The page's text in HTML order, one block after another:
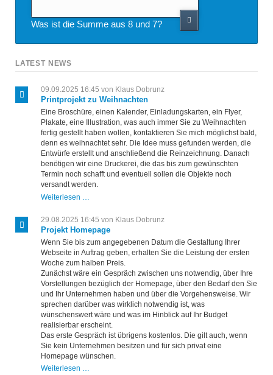
Was ist die Summe aus 8 und 7?
LATEST NEWS
09.09.2025 16:45 von Klaus Dobrunz
Printprojekt zu Weihnachten
Eine Broschüre, einen Kalender, Einladungskarten, ein Flyer,
Plakate, eine Illustration, was auch immer Sie zu Weihnachten
fertig gestellt haben wollen, kontaktieren Sie mich möglichst bald,
denn es weihnachtet sehr. Die Idee muss gefunden werden, die
Entwürfe erstellt und anschließend die Reinzeichnung. Danach
benötigen wir eine Druckerei, die das bis zum gewünschten
Termin noch schafft und eventuell sollen die Objekte noch
versandt werden.
Weiterlesen …
Weihnachten
29.08.2025 16:45 von Klaus Dobrunz
Projekt Homepage
Wenn Sie bis zum angegebenen Datum die Gestaltung Ihrer
Webseite in Auftrag geben, erhalten Sie die Leistung der ersten
Woche zum halben Preis.
Zunächst wäre ein Gespräch zwischen uns notwendig, über Ihre
Vorstellungen bezüglich der Homepage, über den Bedarf den Sie
und Ihr Unternehmen haben und über die Vorgehensweise. Wir
sprechen darüber was wirklich notwendig ist, was
wünschenswert wäre und was im Hinblick auf Ihr Budget
realisierbar erscheint.
Das erste Gespräch ist übrigens kostenlos. Die gilt auch, wenn
Sie kein Unternehmen besitzen und für sich privat eine
Homepage wünschen.
Weiterlesen …